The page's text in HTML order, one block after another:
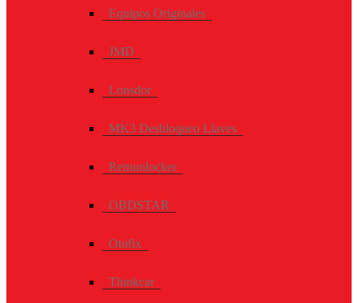
Equipos Originales
JMD
Lonsdor
MK3 Desbloqueo Llaves
Remunlocker
OBDSTAR
Otofix
Thinkcar